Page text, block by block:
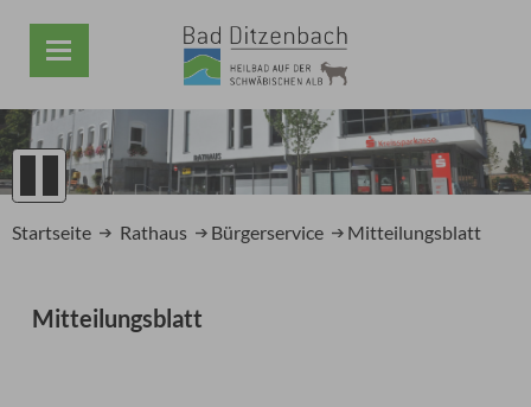
PrevNext
Startseite Rathaus Bürgerservice Mitteilungsblatt
Mitteilungsblatt